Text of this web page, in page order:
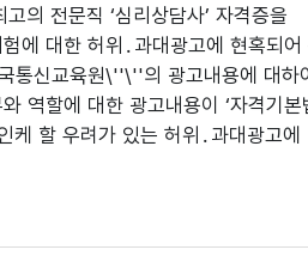
의 전문직 ‘심리상담사’ 자격증을
에 대한 허위․과대광고에 현혹되어
통신교육원\''\''의 광고내용에 대하
역할에 대한 광고내용이 ‘자격기본
할 우려가 있는 허위․과대광고에